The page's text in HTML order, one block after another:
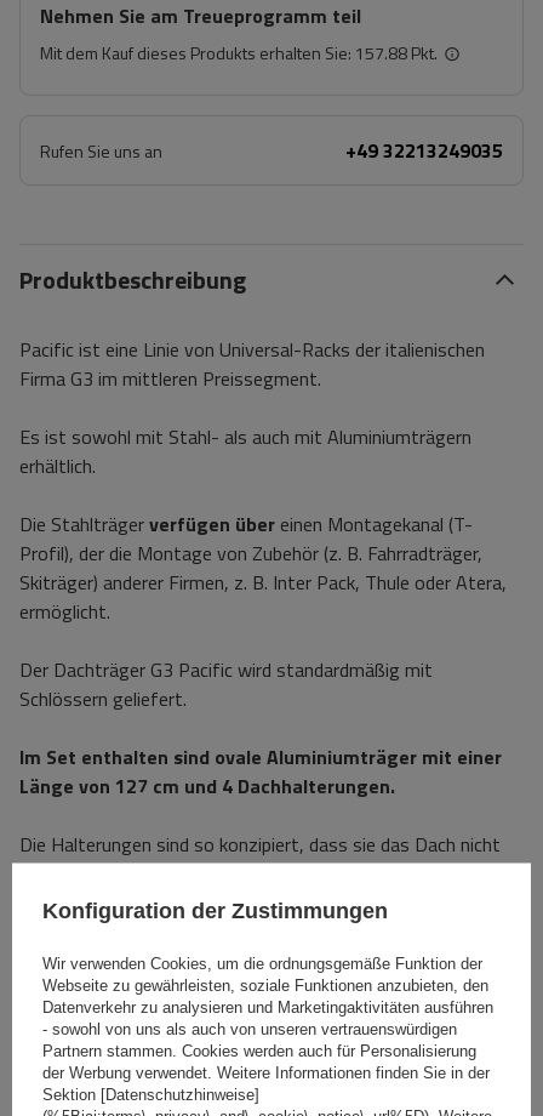
Nehmen Sie am Treueprogramm teil
Mit dem Kauf dieses Produkts erhalten Sie: 157.88 Pkt.
Rufen Sie uns an +49 32213249035
Produktbeschreibung
Pacific ist eine Linie von Universal-Racks der italienischen
Firma G3 im mittleren Preissegment.
Es ist sowohl mit Stahl- als auch mit Aluminiumträgern
erhältlich.
Die Stahlträgerverfügen über einen Montagekanal (T-
Profil), der die Montage von Zubehör (z. B. Fahrradträger,
Skiträger) anderer Firmen, z. B. Inter Pack, Thule oder Atera,
ermöglicht.
Der Dachträger G3 Pacific wird standardmäßig mit
Schlössern geliefert.
Im Set enthalten sind ovale Aluminiumträger mit einer
Länge von 127 cm und 4 Dachhalterungen.
Die Halterungen sind so konzipiert, dass sie das Dach nicht
beschädigen oder zerkratzen.
Konfiguration der Zustimmungen
Wir verwenden Cookies, um die ordnungsgemäße Funktion der
Webseite zu gewährleisten, soziale Funktionen anzubieten, den
Datenverkehr zu analysieren und Marketingaktivitäten ausführen
- sowohl von uns als auch von unseren vertrauenswürdigen
Partnern stammen. Cookies werden auch für Personalisierung
der Werbung verwendet. Weitere Informationen finden Sie in der
Sektion [Datenschutzhinweise]